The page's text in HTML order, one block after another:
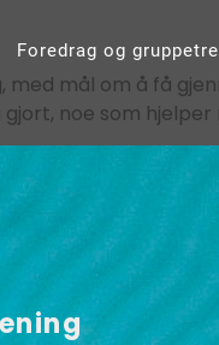
Foredrag og
med mål om å få
noe som hjelper